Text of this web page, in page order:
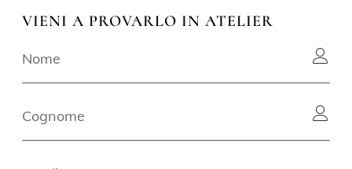
VIENI A PROVARLO IN ATELIER